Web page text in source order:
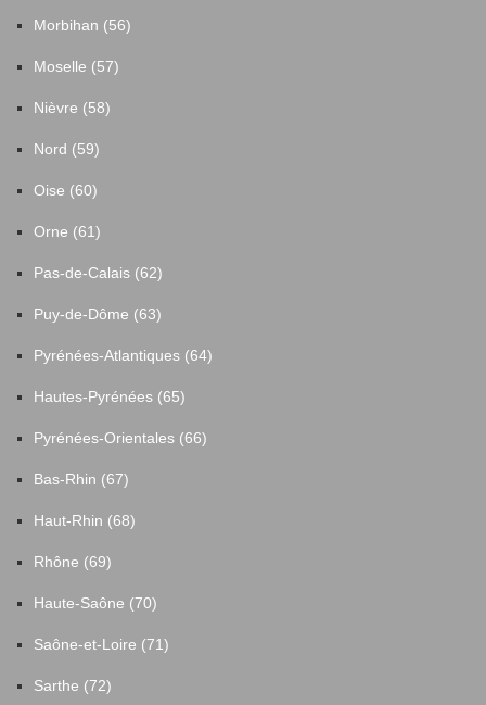
Morbihan (56)
Moselle (57)
Nièvre (58)
Nord (59)
Oise (60)
Orne (61)
Pas-de-Calais (62)
Puy-de-Dôme (63)
Pyrénées-Atlantiques (64)
Hautes-Pyrénées (65)
Pyrénées-Orientales (66)
Bas-Rhin (67)
Haut-Rhin (68)
Rhône (69)
Haute-Saône (70)
Saône-et-Loire (71)
Sarthe (72)